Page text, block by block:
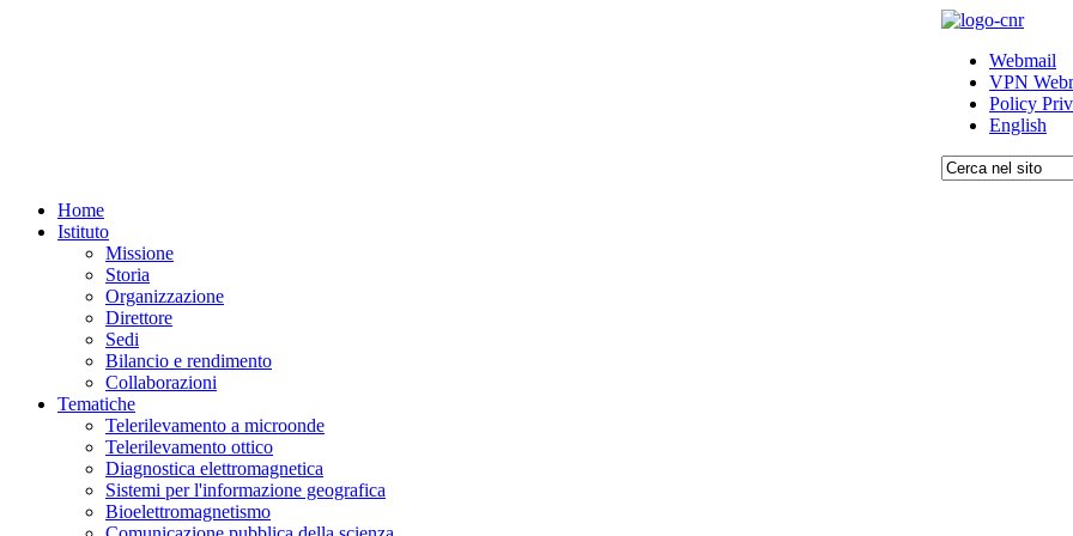
Webmail
VPN
Policy
English
Home
Istituto
Missione
Storia
Organizzazione
Direttore
Sedi
Bilancio e rendimento
Collaborazioni
Tematiche
Telerilevamento a microonde
Telerilevamento ottico
Diagnostica elettromagnetica
Sistemi per l'informazione geografica
Bioelettromagnetismo